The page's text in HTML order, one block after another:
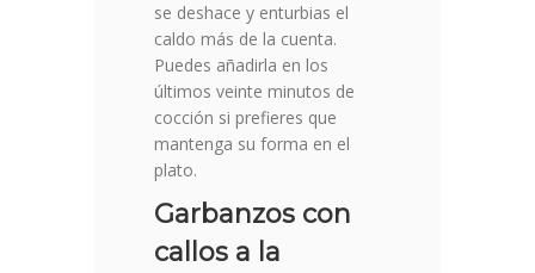
se deshace y enturbias el
caldo más de la cuenta.
Puedes añadirla en los
últimos veinte minutos de
cocción si prefieres que
mantenga su forma en el
plato.
Garbanzos con
callos a la